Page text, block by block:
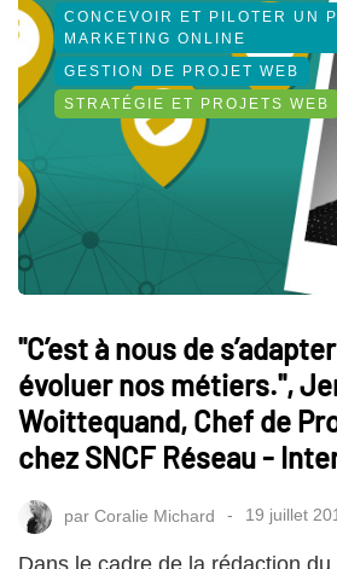
CONCEVOIR ET PILOTER UN
MARKETING ONLINE
GESTION DE PROJET WEB
STRATÉGIE ET PROJETS WEB
"C’est à nous de
évoluer nos métiers.",
Woittequand, Chef de
chez SNCF Réseau -
par Coralie Michard 19 juillet
Dans le cadre de la rédaction